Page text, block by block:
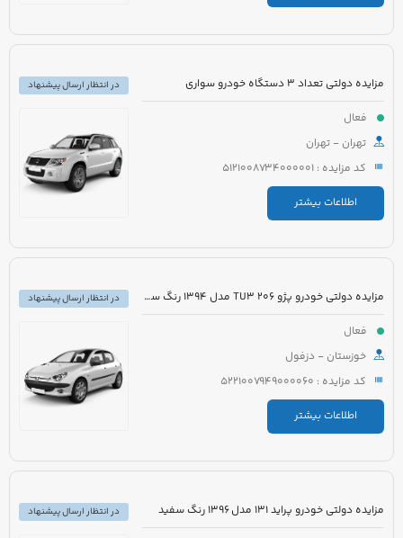
مزایده دولتی تعداد 3 دستگاه خودرو سواری
فعال
تهران - تهران
کد مزایده : 5121008734000001
اطلاعات بیشتر
در انتظار ارسال پیشنهاد
مزایده دولتی خودرو پژو 206 TU3 مدل 1394 رنگ سفید
فعال
خوزستان - دزفول
کد مزایده : 5221007949000060
اطلاعات بیشتر
در انتظار ارسال پیشنهاد
مزایده دولتی خودرو پراید 131 مدل 1396 رنگ سفید
در انتظار ارسال پیشنهاد